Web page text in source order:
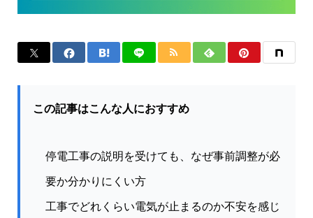
この記事はこんな人におすすめ
停電工事の説明を受けても、なぜ事前調整が必
要か分かりにくい方
工事でどれくらい電気が止まるのか不安を感じ